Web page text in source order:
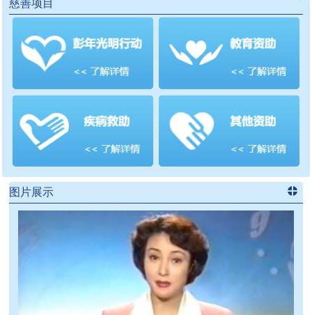
慈善项目
进入慈
>>
图片展示
建信息